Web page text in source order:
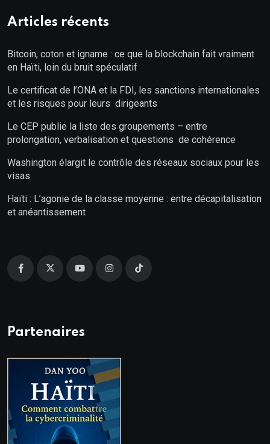
Articles récents
Bitcoin, coton et igname : ce que la blockchain fait vraiment
en Haïti, loin du bruit spéculatif
Le certificat de l’ONA et la FDI, les sanctions internationales
et les risques pour leurs dirigeants
Le CEP publie la liste des groupements – entre
prolongation, verbalisation et questions de cohérence
Washington élargit le contrôle des réseaux sociaux pour les
visas
Haïti : L’agonie de la classe moyenne : entre décapitalisation
et anéantissement
Partenaires